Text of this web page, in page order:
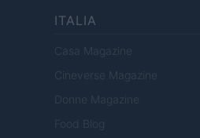
ITALIA
Casa Magazine
Cineverse Magazine
Donne Magazine
Food Blog